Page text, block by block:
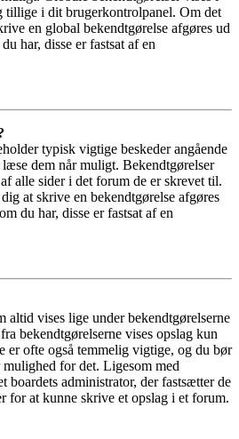
tillige i dit brugerkontrolpanel. Om det
en global bekendtgørelse afgøres ud
har, disse er fastsat af en
typisk vigtige beskeder angående
dem når muligt. Bekendtgørelser
alle sider i det forum de er skrevet til.
at skrive en bekendtgørelse afgøres
du har, disse er fastsat af en
altid vises lige under bekendtgørelserne
bekendtgørelserne vises opslag kun
er ofte også temmelig vigtige, og du bør
for det. Ligesom med
boardets administrator, der fastsætter de
for at kunne skrive et opslag i et forum.